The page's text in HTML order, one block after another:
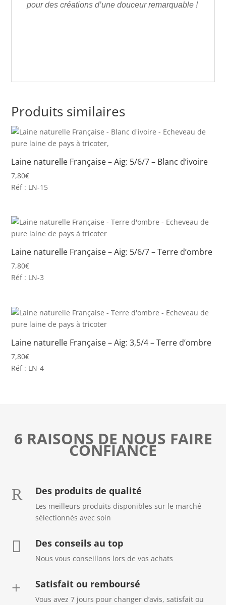
pour des créations d’une douceur remarquable !
Produits similaires
Laine naturelle Française – Aig: 5/6/7 – Blanc d’ivoire
7,80€
Réf : LN-15
Laine naturelle Française – Aig: 5/6/7 – Terre d’ombre
7,80€
Réf : LN-3
Laine naturelle Française – Aig: 3,5/4 – Terre d’ombre
7,80€
Réf : LN-4
6 RAISONS DE NOUS FAIRE
CONFIANCE
R Des produits de qualité
Les meilleurs produits disponibles sur le marché
sélectionnés avec soin
 Des conseils au top
Nous vous conseillons lors de vos achats
+ Satisfait ou remboursé
Vous avez 7 jours pour changer d’avis, satisfait ou